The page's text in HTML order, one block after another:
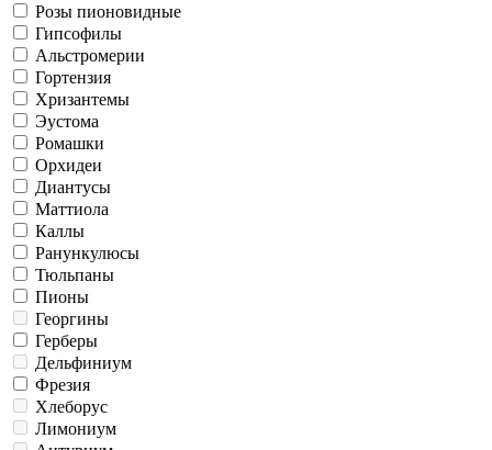
Розы пионовидные
Гипсофилы
Альстромерии
Гортензия
Хризантемы
Эустома
Ромашки
Орхидеи
Диантусы
Маттиола
Каллы
Ранункулюсы
Тюльпаны
Пионы
Георгины
Герберы
Дельфиниум
Фрезия
Хлеборус
Лимониум